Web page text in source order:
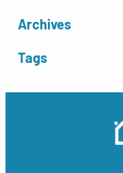
Archives
Tags